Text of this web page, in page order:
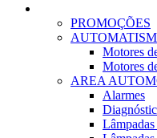
PROMOÇÕES
Motores
Motores
AREA
Alarmes